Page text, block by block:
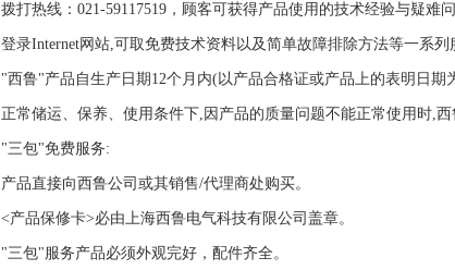
拨打热线：021-59117519，顾客可获得产品使用的技术经验与疑难问
登录Internet网站,可取免费技术资料以及简单故障排除方法等一系列
"西鲁"产品自生产日期12个月内(以产品合格证或产品上的表明日
正常储运、保养、使用条件下,因产品的质量问题不能正常使用时,
"三包"免费服务:
产品直接向西鲁公司或其销售/代理商处购买。
<产品保修卡>必由上海西鲁电气科技有限公司盖章。
"三包"服务产品必须外观完好，配件齐全。